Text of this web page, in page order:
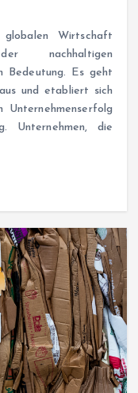
Wirtschaft
nachhaltigen
Bedeutung. Es geht
und etabliert sich
Unternehmen, die